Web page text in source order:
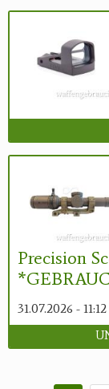
Precision
31.07.2026 - 11:12